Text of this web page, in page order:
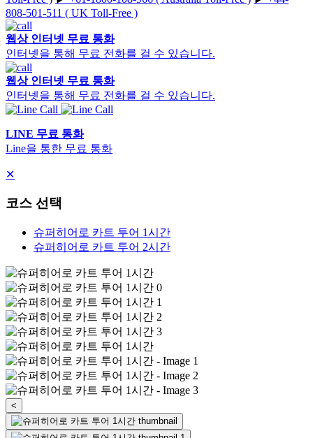
808-501-511 ( UK Toll-Free )
웹상 인터넷 무료 통화
인터넷을 통해 무료 전화를 걸 수 있습니다.
웹상 인터넷 무료 통화
인터넷을 통해 무료 전화를 걸 수 있습니다.
LINE 무료 통화
Line을 통한 무료 통화
✕
코스 선택
슈퍼히어로 카트 투어 1시간
슈퍼히어로 카트 투어 2시간
<